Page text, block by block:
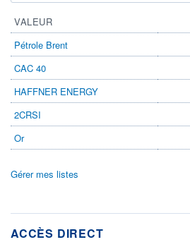
VALEUR
Pétrole Brent
CAC 40
HAFFNER ENERGY
2CRSI
Or
Gérer mes listes
ACCÈS DIRECT